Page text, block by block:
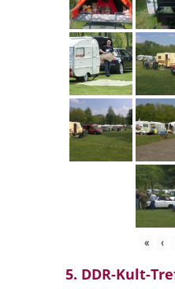
« ‹
5. DDR-Kult-